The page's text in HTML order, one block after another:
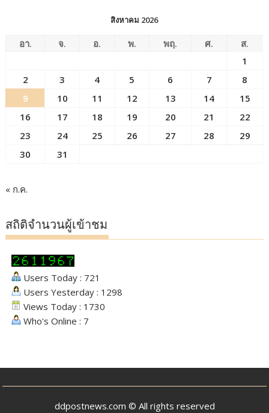
สิงหาคม 2026
อา. จ. อ. พ. พฤ. ศ.
ส.
1
2
3 4 5 6 7
8
9
10 11 12 13 14
15
16
17 18 19 20 21
22
23
24 25 26 27 28
29
30
31
« ก.ค.
สถิติจำนวนผู้เข้าชม
Users Today : 721
Users Yesterday : 1298
Views Today : 1730
Who's Online : 7
ddpostnews.com © All rights reserved